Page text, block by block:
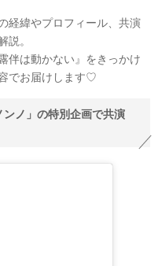
経緯やプロフィール、共演
説。
伴は動かない』をきっかけ
でお届けします♡
ノ」の特別企画で共演